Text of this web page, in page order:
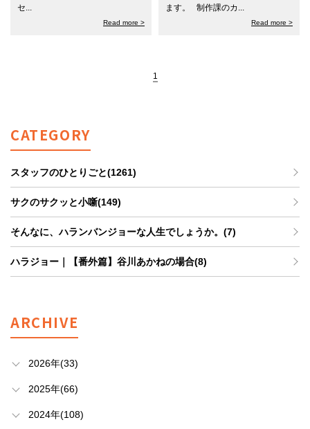
セ...
Read more >
ます。 制作課のカ...
Read more >
CATEGORY
スタッフのひとりごと(1261)
サクのサクッと小噺(149)
そんなに、ハランバンジョーな人生でしょうか。(7)
ハラジョー｜【番外篇】谷川あかねの場合(8)
ARCHIVE
2026年(33)
2025年(66)
2024年(108)
1